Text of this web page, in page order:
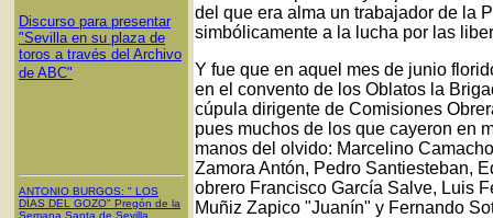
Discurso para presentar
"Sevilla en su plaza de
toros a través del Archivo
de ABC"
ANTONIO BURGOS: " LOS
DÍAS DEL GOZO" Pregón de la
Semana Santa de Sevilla
del que era alma un trabajador de la
simbólicamente a la lucha por las
Y fue que en aquel mes de junio
en el convento de los Oblatos la
cúpula dirigente de Comisiones
pues muchos de los que cayeron en
manos del olvido: Marcelino
Zamora Antón, Pedro Santiesteban,
obrero Francisco García Salve, Luis
Muñiz Zapico "Juanín" y Fernando